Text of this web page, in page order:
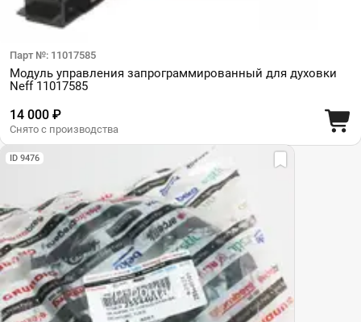
Парт №: 11017585
Модуль управления запрограммированный для духовки
Neff 11017585
14 000 ₽
Снято с производства
ID 9476